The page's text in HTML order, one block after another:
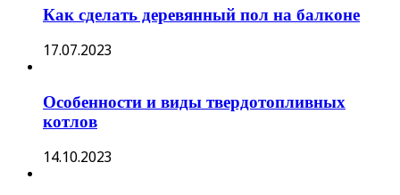
Как сделать деревянный пол на балконе
17.07.2023
Особенности и виды твердотопливных
котлов
14.10.2023